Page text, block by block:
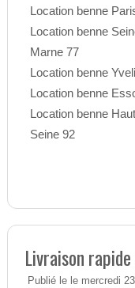
Location benne
Location benne
Marne 77
Location benne
Location benne
Location benne
Seine 92
Livraison
Publié le le mercredi